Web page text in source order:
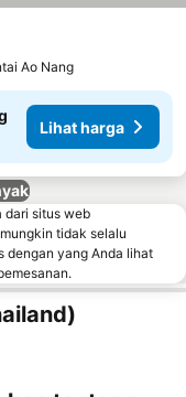
Ao Nang
Lihat harga
dari situs web
tidak selalu
dengan yang Anda lihat